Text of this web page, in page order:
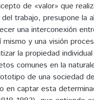
de «valor» que
trabajo, presupone la
una interconexión
y una visión
la propiedad
comunes en la
de una sociedad
en captar esta